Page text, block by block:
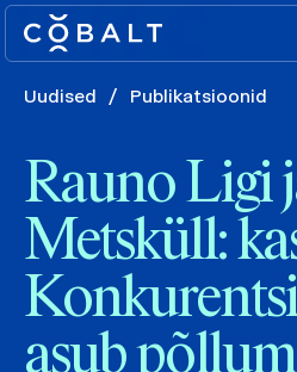
Uudised / Publikatsioonid
Rauno Ligi
Metsküll:
asub